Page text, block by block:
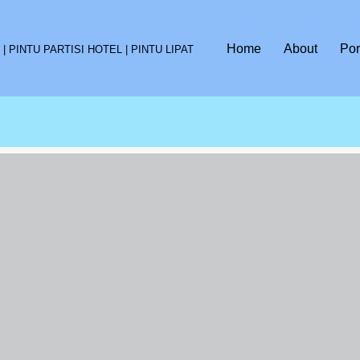
PINTU PARTISI HOTEL | PINTU LIPAT Home About